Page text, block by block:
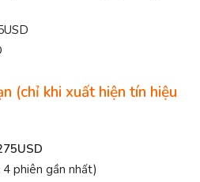
(chỉ khi xuất hiện tín hiệu
USD
phiên gần nhất)